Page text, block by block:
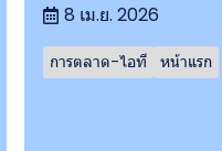
8 เม.ย. 2026
การตลาด-ไอที หน้าแรก